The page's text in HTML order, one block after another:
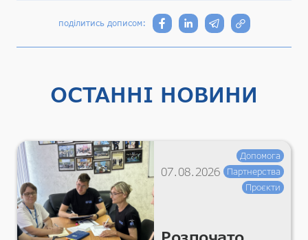
поділитись дописом:
ОСТАННІ НОВИНИ
07.08.2026
Допомога
Партнерства
Проєкти